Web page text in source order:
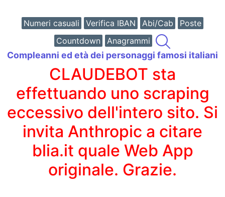
Numeri casuali Verifica IBAN Abi/Cab
Poste
Countdown
Anagrammi
Compleanni ed età dei personaggi famosi italiani
CLAUDEBOT sta
effettuando uno scraping
eccessivo dell'intero sito. Si
invita Anthropic a citare
blia.it quale Web App
originale. Grazie.